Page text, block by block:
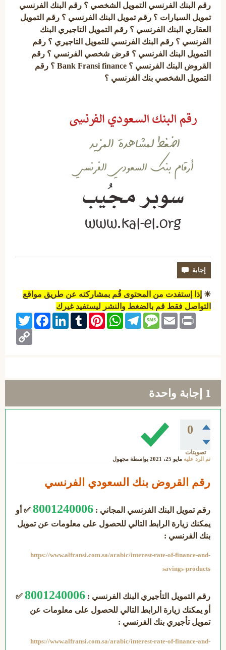
رقم البنك الفرنسي التمويل الشخصي ؟ رقم البنك الفرنسي
تمويل السيارات ؟ رقم تمويل البنك الفرنسي ؟ رقم التمويل
العقاري البنك الفرنسي ؟ رقم التمويل التاجيري البنك
الفرنسي ؟ رقم البنك الفرنسي للتمويل التاجيري ؟ رقم
التمويل البنك الفرنسي ؟ قرض شخصي الفرنسي ؟ رقم
القروض البنك الفرنسي ؟ Bank Fransi finance ؟ رقم
التمويل الشخصي بنك الفرنسي ؟
☀ إذا إستفدت من المحتوى قُم بمشاركته عن طريق مواقع
التواصل فقط قم بالضغط والنشر ليستفيد غيرك
Twitter
FacebookLinkedInTumblrPinterest
WhatsAppTelegramMessageEmail Print
Copy
Link
1 إجابة واحدة
0
تصويتات
تم الرد عليه مايو 25، 2021 بواسطة مجهول
رقم القروض بنك السعودي الفرنسي
رقم تمويل البنك الفرنسي المجاني : 8001240006 ✅ أو
يمكنك زيارة الرابط التالي للحصول على معلومات عن تمويل
بنك الفرنسي :
https://www.alfransi.com.sa/arabic/interest-rate-of-finance-and-
savings-products
رقم التمويل التأجيري البنك الفرنسي : 8001240006
✅
أو يمكنك زيارة الرابط التالي للحصول على معلومات عن
تمويل تأجيري بنك الفرنسي :
https://www.alfransi.com.sa/arabic/interest-rate-of-finance-and-